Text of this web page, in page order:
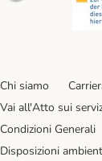
Chi siamo
Vai all'Atto sui
Condizioni Generali
Disposizioni